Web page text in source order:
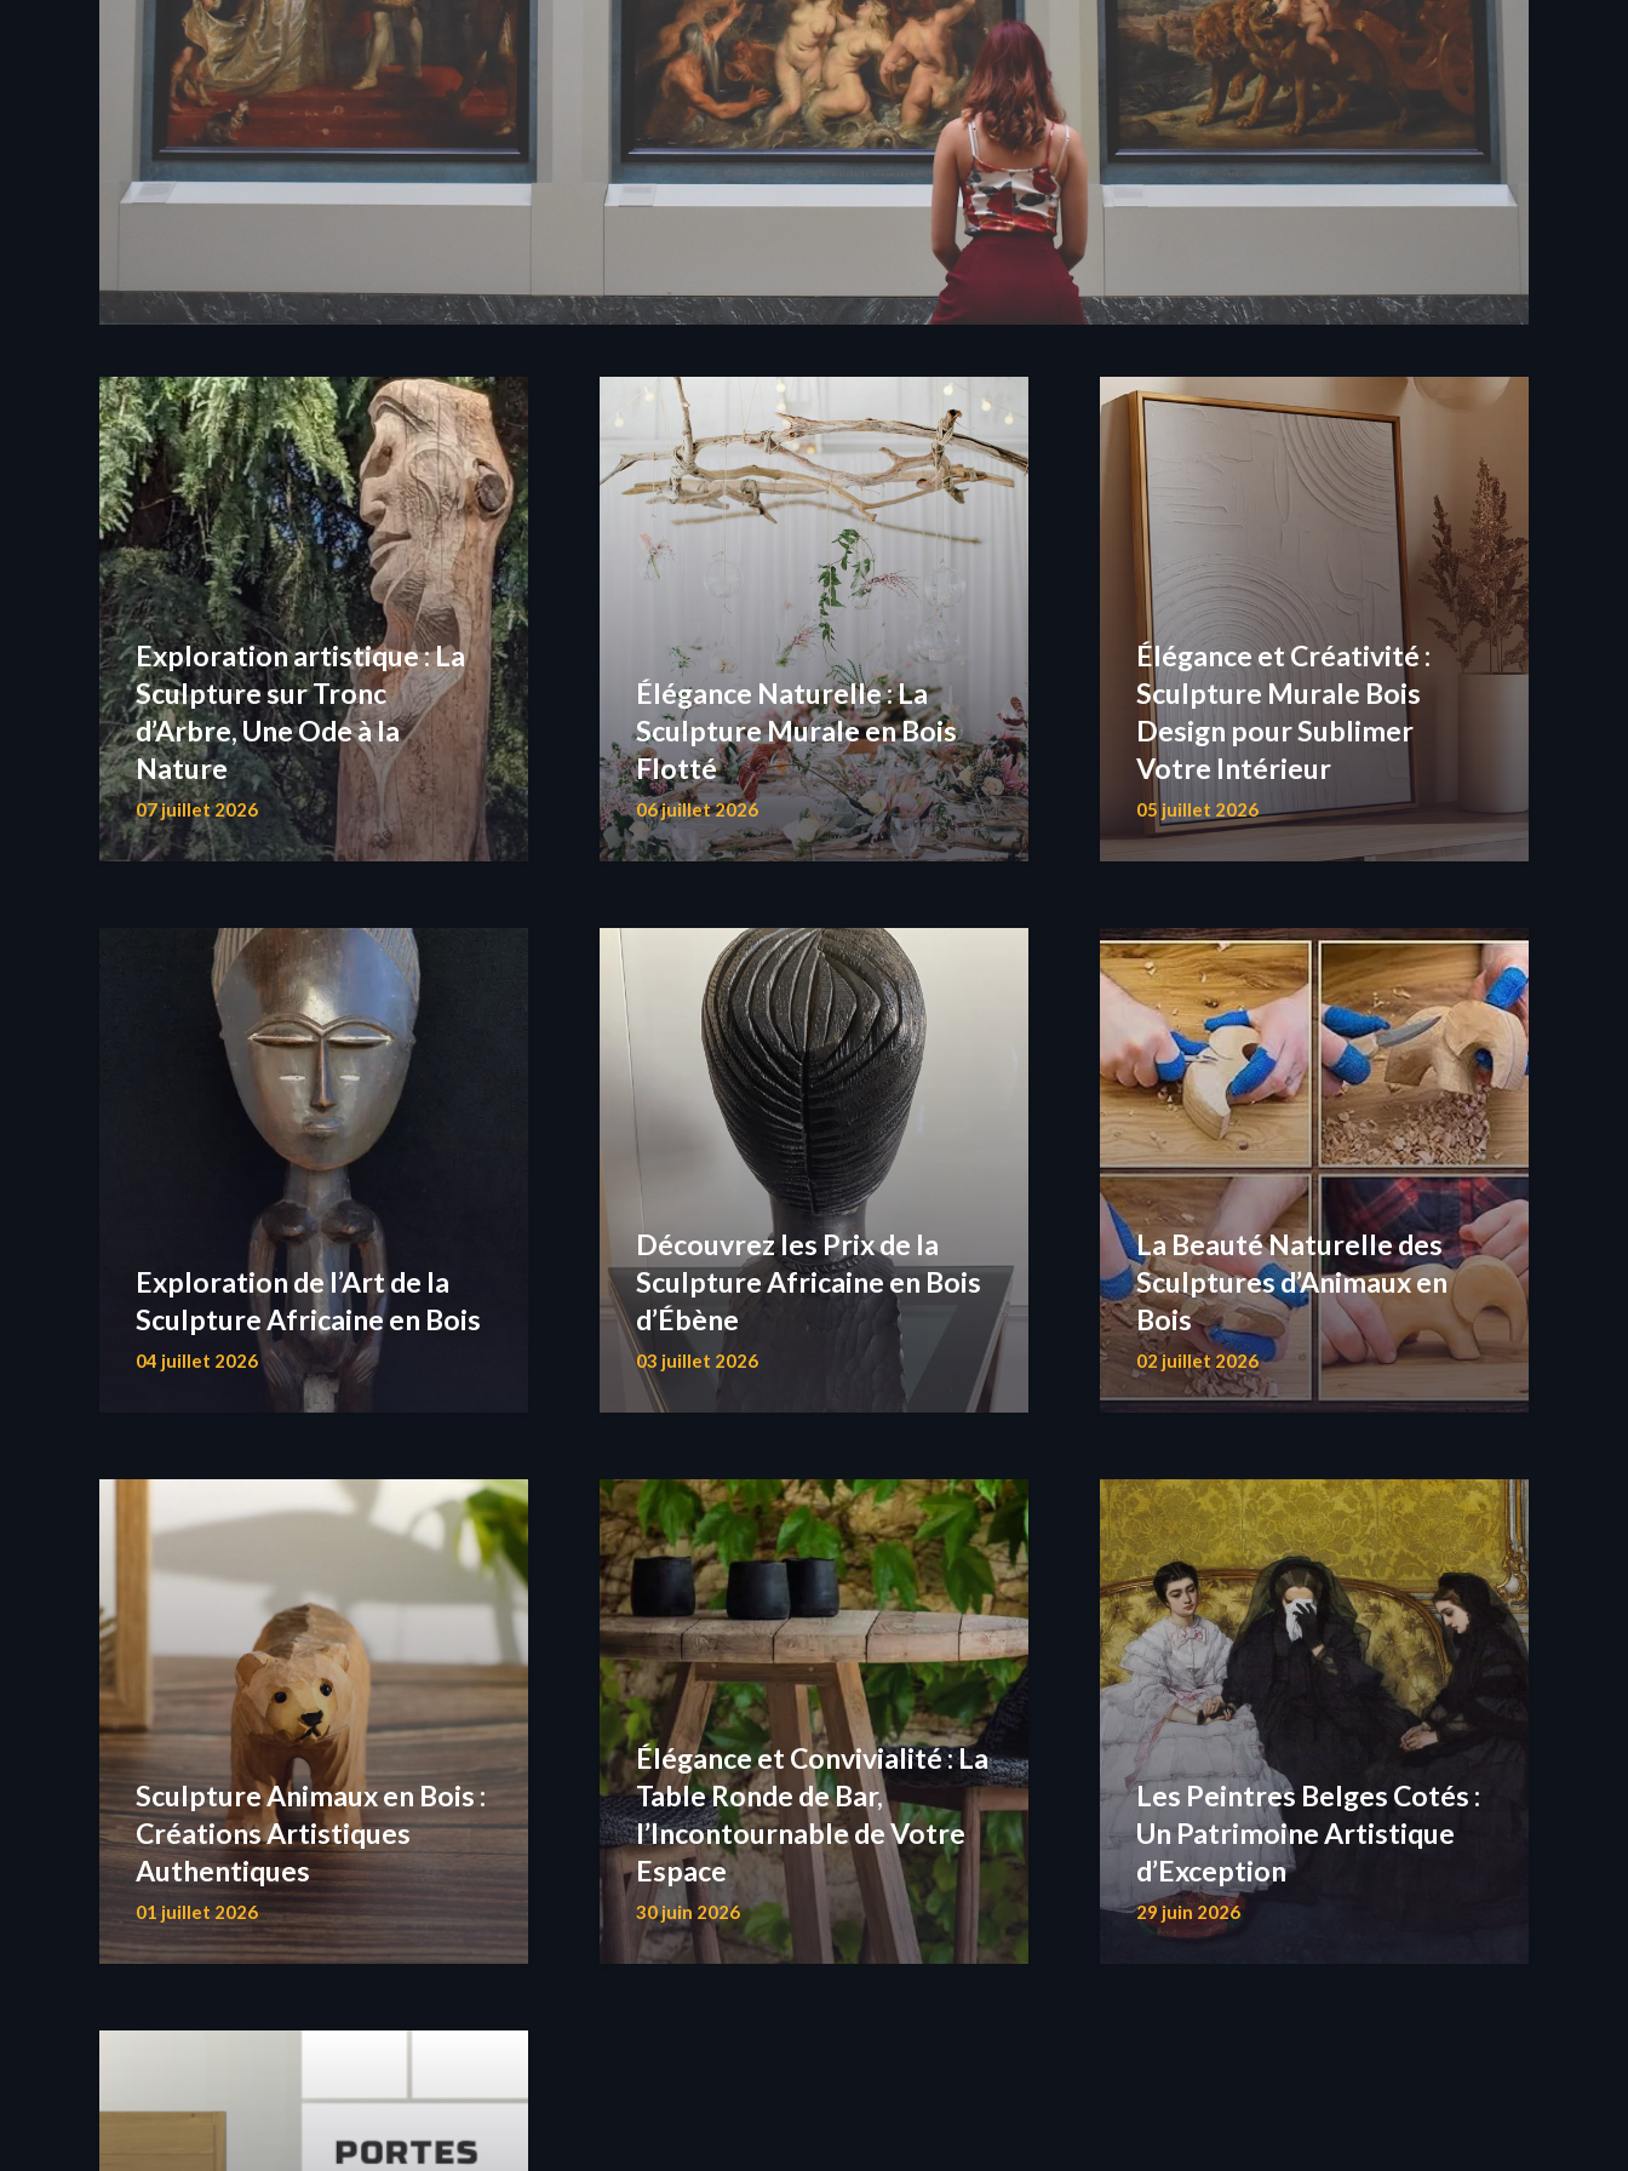
Exploration artistique : La
Sculpture sur Tronc
d’Arbre, Une Ode à la
Nature
07 juillet 2026
Élégance Naturelle : La
Sculpture Murale en Bois
Flotté
06 juillet 2026
Élégance et Créativité :
Sculpture Murale Bois
Design pour Sublimer
Votre Intérieur
05 juillet 2026
Exploration de l’Art de la
Sculpture Africaine en Bois
04 juillet 2026
Découvrez les Prix de la
Sculpture Africaine en Bois
d’Ébène
03 juillet 2026
La Beauté Naturelle des
Sculptures d’Animaux en
Bois
02 juillet 2026
Sculpture Animaux en Bois :
Créations Artistiques
Authentiques
01 juillet 2026
Élégance et Convivialité : La
Table Ronde de Bar,
l’Incontournable de Votre
Espace
30 juin 2026
Les Peintres Belges Cotés :
Un Patrimoine Artistique
d’Exception
29 juin 2026